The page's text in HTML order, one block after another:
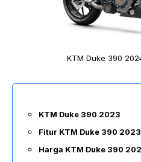
KTM Duke 390
KTM Duke 390 2023
Fitur KTM Duke 390 2023
Harga KTM Duke 390